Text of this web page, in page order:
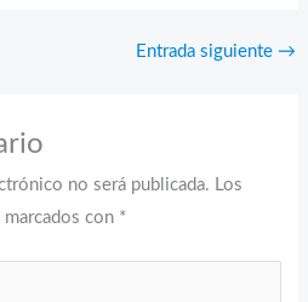
Entrada siguiente →
no será publicada. Los
con *